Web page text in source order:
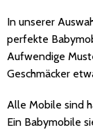
In unserer
perfekte
Aufwendige
Geschmäcker
Alle Mobile sind
Ein Babymobile